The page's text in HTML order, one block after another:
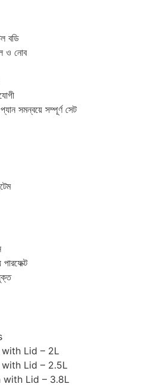
বডি
ও নোব
সমন্বয়ে সম্পূর্ণ সেট
with Lid – 2L
with Lid – 2.5L
with Lid – 3.8L